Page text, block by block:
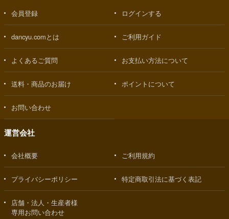
会員登録 ログインする
dancyu.comとは ご利用ガイド
よくあるご質問 お支払い方法について
送料・商品のお届け ポイントについて
お問い合わせ
運営会社
会社概要 ご利用規約
プライバシーポリシー 特定商取引法に基づく表記
店舗・法人・生産者様
専用お問い合わせ